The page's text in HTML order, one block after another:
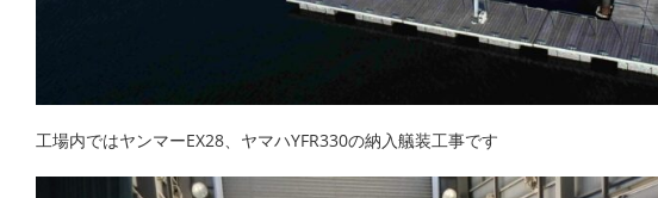
工場内ではヤンマーEX28、ヤマハYFR330の納入艤装工事です